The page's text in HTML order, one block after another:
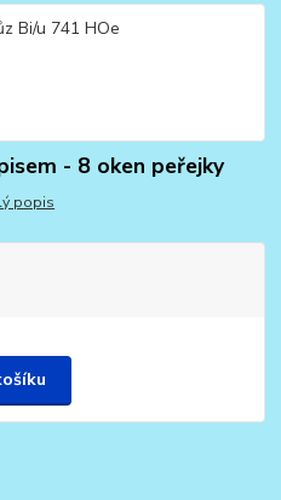
- 8 oken peřejky
popis